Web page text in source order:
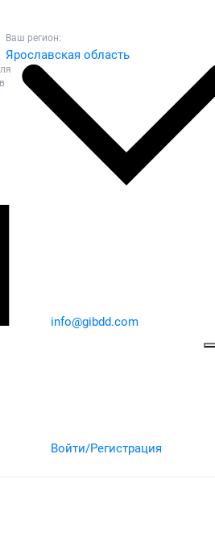
Ваш регион:
Ярославская область
info@gibdd.com
Войти/Регистрация